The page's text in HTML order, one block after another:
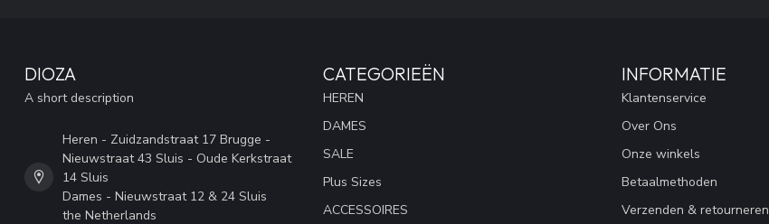
DIOZA
A short description
Heren - Zuidzandstraat 17 Brugge -
Nieuwstraat 43 Sluis - Oude Kerkstraat
14 Sluis
Dames - Nieuwstraat 12 & 24 Sluis
the Netherlands
CATEGORIEËN
HEREN
DAMES
SALE
Plus Sizes
ACCESSOIRES
INFORMATIE
Klantenservice
Over Ons
Onze winkels
Betaalmethoden
Verzenden & retourneren